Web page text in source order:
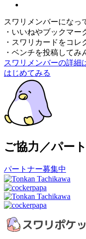
スワリメンバーになっ
・ いいねやブックマー
・ スワリカードをコレ
・ ベンチを投稿してみ
スワリメンバーの詳細
はじめてみる
ご協力／パー
パートナー募集中